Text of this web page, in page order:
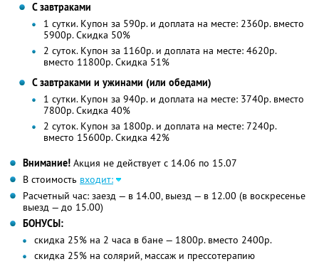
С завтраками
1 сутки. Купон за 590р. и доплата на месте: 2360р. вместо
5900р. Скидка 50%
2 суток. Купон за 1160р. и доплата на месте: 4620р.
вместо 11800р. Скидка 51%
С завтраками и ужинами (или обедами)
1 сутки. Купон за 940р. и доплата на месте: 3740р. вместо
7800р. Скидка 40%
2 суток. Купон за 1800р. и доплата на месте: 7240р.
вместо 15600р. Скидка 42%
Внимание! Акция не действует с 14.06 по 15.07
В стоимость входит:
Расчетный час: заезд — в 14.00, выезд — в 12.00 (в воскресенье
выезд — до 15.00)
БОНУСЫ:
скидка 25% на 2 часа в бане — 1800р. вместо 2400р.
скидка 25% на солярий, массаж и прессотерапию